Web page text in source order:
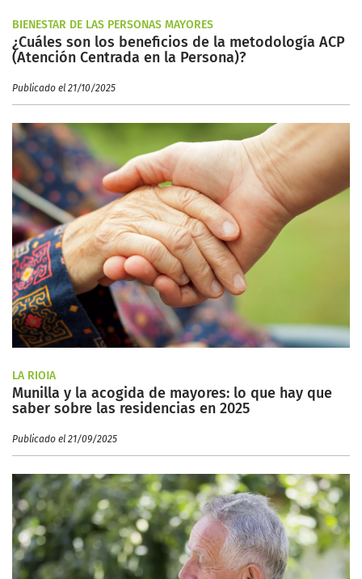
BIENESTAR DE LAS PERSONAS MAYORES
¿Cuáles son los beneficios de la metodología ACP
(Atención Centrada en la Persona)?
Publicado el 21/10/2025
LA RIOJA
Munilla y la acogida de mayores: lo que hay que
saber sobre las residencias en 2025
Publicado el 21/09/2025